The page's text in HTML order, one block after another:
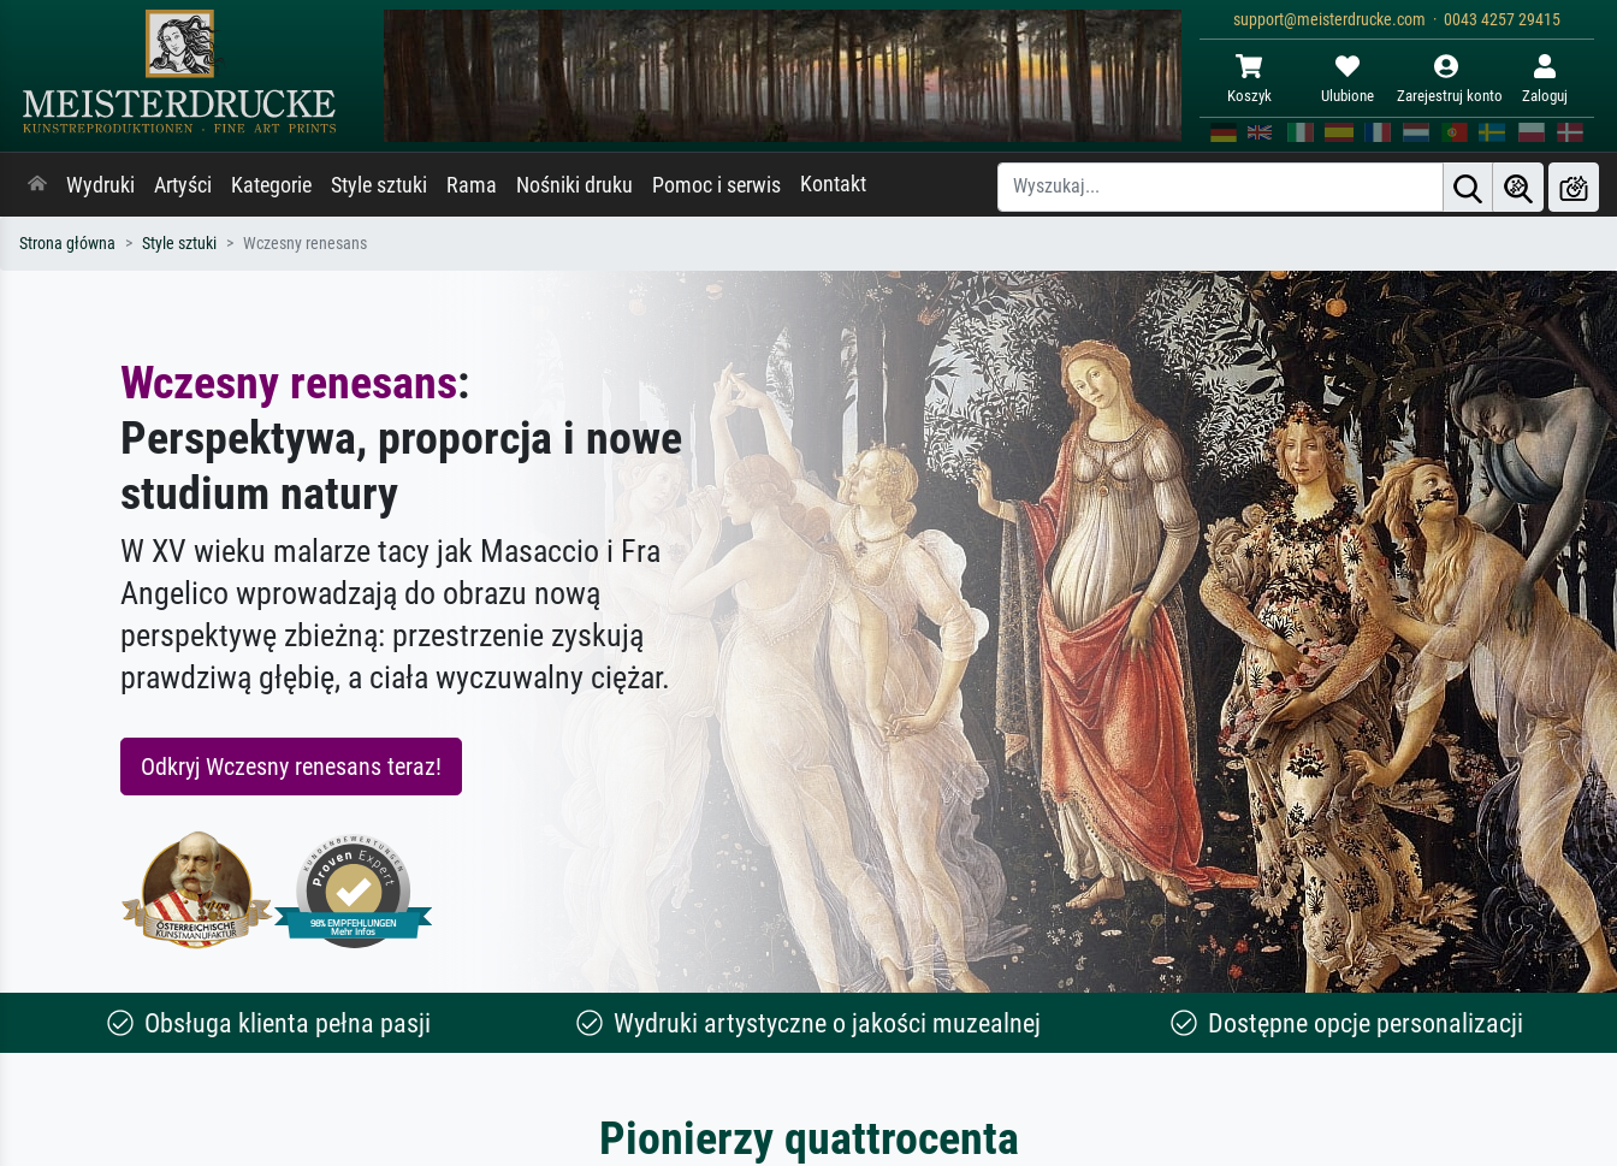
support@meisterdrucke.com · 0043 4257 29415
Koszyk Ulubione Zarejestruj konto Zaloguj
Wydruki Artyści Kategorie Style sztuki Rama Nośniki druku Pomoc i serwis Kontakt
Strona główna Style sztuki Wczesny renesans
Wczesny renesans:
Perspektywa, proporcja i nowe
studium natury
W XV wieku malarze tacy jak Masaccio i Fra
Angelico wprowadzają do obrazu nową
perspektywę zbieżną: przestrzenie zyskują
prawdziwą głębię, a ciała wyczuwalny ciężar.
Odkryj Wczesny renesans teraz!
Obsługa klienta pełna pasji Wydruki artystyczne o jakości muzealnej Dostępne opcje personalizacji
Pionierzy quattrocenta